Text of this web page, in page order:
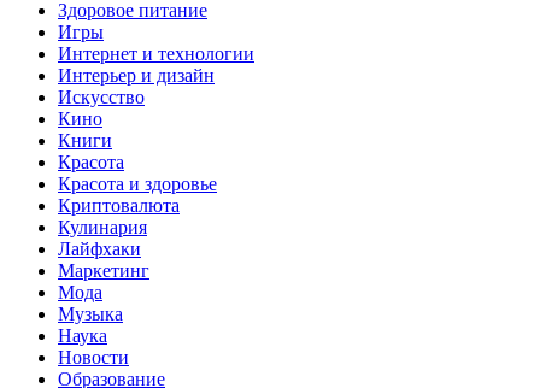
Здоровое питание
Игры
Интернет и технологии
Интерьер и дизайн
Искусство
Кино
Книги
Красота
Красота и здоровье
Криптовалюта
Кулинария
Лайфхаки
Маркетинг
Мода
Музыка
Наука
Новости
Образование